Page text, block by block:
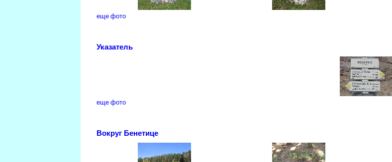
еще фото
Указатель
еще фото
Вокруг Бенетице